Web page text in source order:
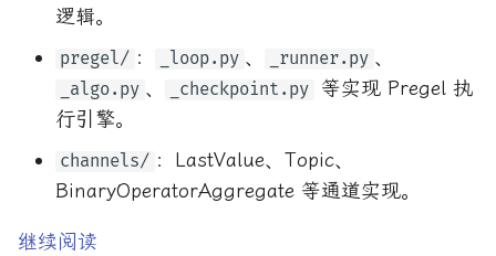
逻辑。
pregel/ ： _loop.py 、 _runner.py 、
_algo.py 、 _checkpoint.py
等实现 Pregel 执
行引擎。
channels/ ：LastValue、Topic、
BinaryOperatorAggregate 等通道实现。
继续阅读